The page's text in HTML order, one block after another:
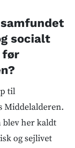
socialt
til
Middelalderen.
her kaldt
og sejlivet